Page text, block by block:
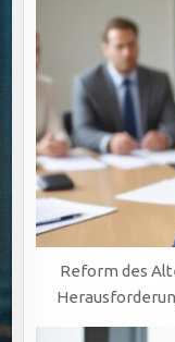
Reform des